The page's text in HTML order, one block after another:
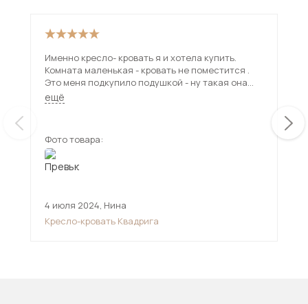
Именно кресло- кровать я и хотела купить.
Комната маленькая - кровать не поместится .
Это меня подкупило подушкой - ну такая она
пухлая и прикольная - хочу . Купила !
ещё
Фото товара:
4 июля 2024, Нина
Кресло-кровать Квадрига